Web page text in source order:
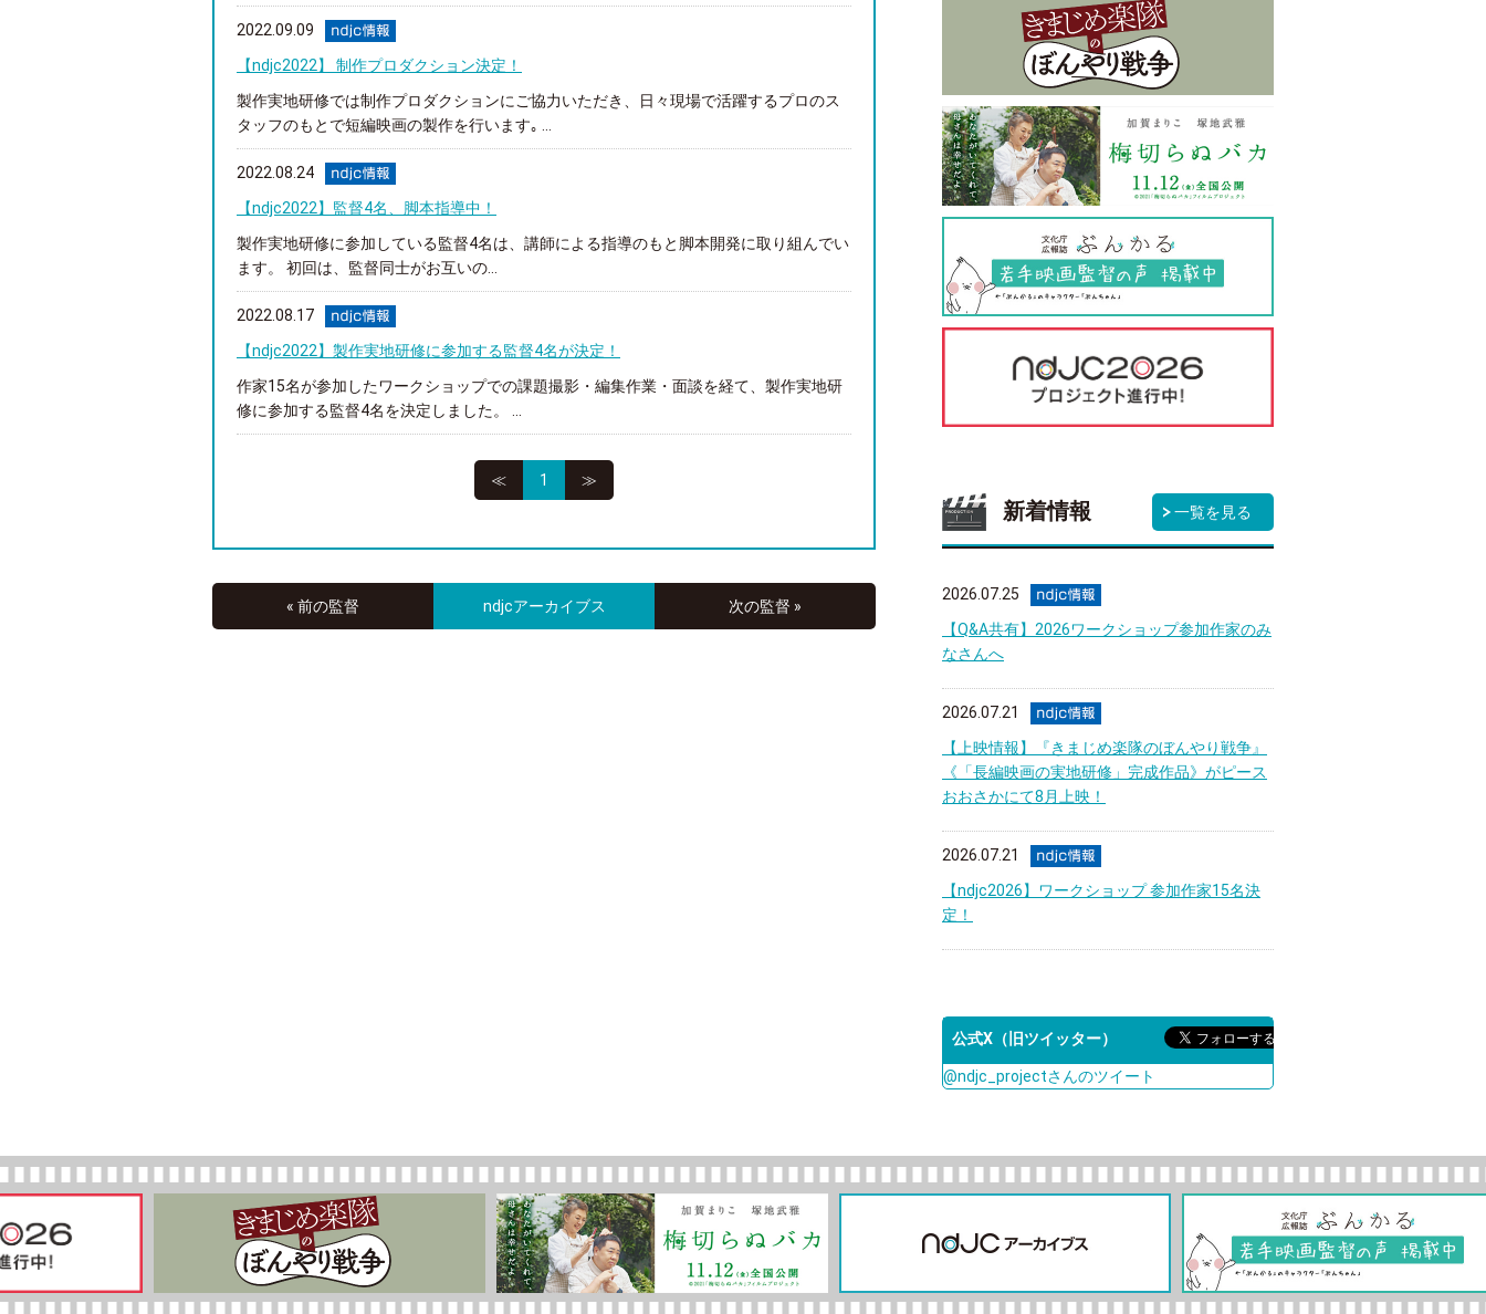
2022.09.09
【ndjc2022】 制作プロダクション決定！
製作実地研修では制作プロダクションにご協力いただき、日々現場で活躍するプロのス
タッフのもとで短編映画の製作を行います｡ ...
2022.08.24
【ndjc2022】監督4名、脚本指導中！
製作実地研修に参加している監督4名は、講師による指導のもと脚本開発に取り組んでい
ます。 初回は、監督同士がお互いの...
2022.08.17
【ndjc2022】製作実地研修に参加する監督4名が決定！
作家15名が参加したワークショップでの課題撮影・編集作業・面談を経て、製作実地研
修に参加する監督4名を決定しました。 ...
≪ 1 ≫
« 前の監督 ndjcアーカイブス 次の監督 »
新着情報 一覧を見る
2026.07.25
【Q&A共有】2026ワークショップ参加作家のみ
なさんへ
2026.07.21
【上映情報】『きまじめ楽隊のぼんやり戦争』
《「長編映画の実地研修」完成作品》がピース
おおさかにて8月上映！
2026.07.21
【ndjc2026】ワークショップ 参加作家15名決
定！
公式X（旧ツイッター）
@ndjc_projectさんのツイート